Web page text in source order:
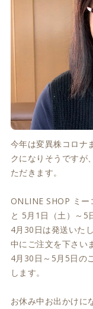
今年は変異株コロナ
クになりそうですが
ただきます。
ONLINE SHOP ミー
と 5月1日（土）～5
4月30日は発送いた
中にご注文を下さい
4月30日～5月5日の
します。
お休み中お出かけに